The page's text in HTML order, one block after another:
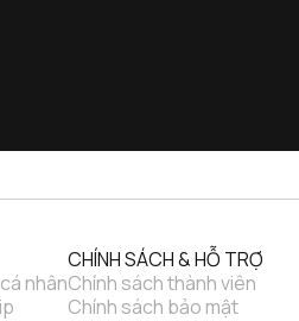
nhân
CHÍNH SÁCH & HỖ TRỢ
Chính sách thành viên
Chính sách bảo mật